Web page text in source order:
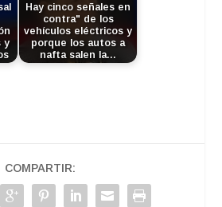
y
Hay cinco señales en
contra" de los
vehículos eléctricos y
porque los autos a
nafta salen la…
COMPARTIR: